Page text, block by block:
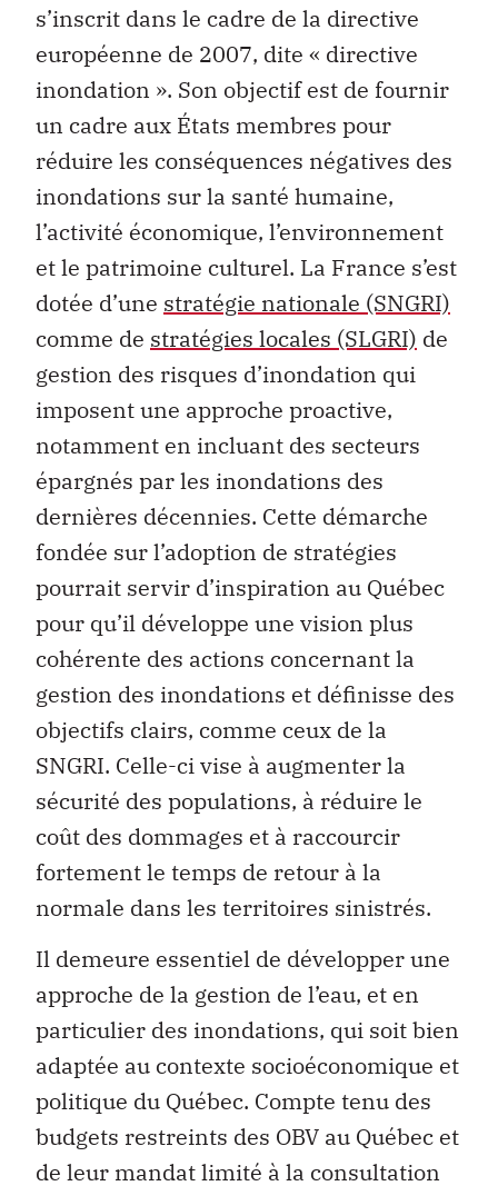
s’inscrit dans le cadre de la directive
européenne de 2007, dite « directive
inondation ». Son objectif est de fournir
un cadre aux États membres pour
réduire les conséquences négatives des
inondations sur la santé humaine,
l’activité économique, l’environnement
et le patrimoine culturel. La France s’est
dotée d’une stratégie nationale (SNGRI)
comme de stratégies locales (SLGRI) de
gestion des risques d’inondation qui
imposent une approche proactive,
notamment en incluant des secteurs
épargnés par les inondations des
dernières décennies. Cette démarche
fondée sur l’adoption de stratégies
pourrait servir d’inspiration au Québec
pour qu’il développe une vision plus
cohérente des actions concernant la
gestion des inondations et définisse des
objectifs clairs, comme ceux de la
SNGRI. Celle-ci vise à augmenter la
sécurité des populations, à réduire le
coût des dommages et à raccourcir
fortement le temps de retour à la
normale dans les territoires sinistrés.
Il demeure essentiel de développer une
approche de la gestion de l’eau, et en
particulier des inondations, qui soit bien
adaptée au contexte socioéconomique et
politique du Québec. Compte tenu des
budgets restreints des OBV au Québec et
de leur mandat limité à la consultation